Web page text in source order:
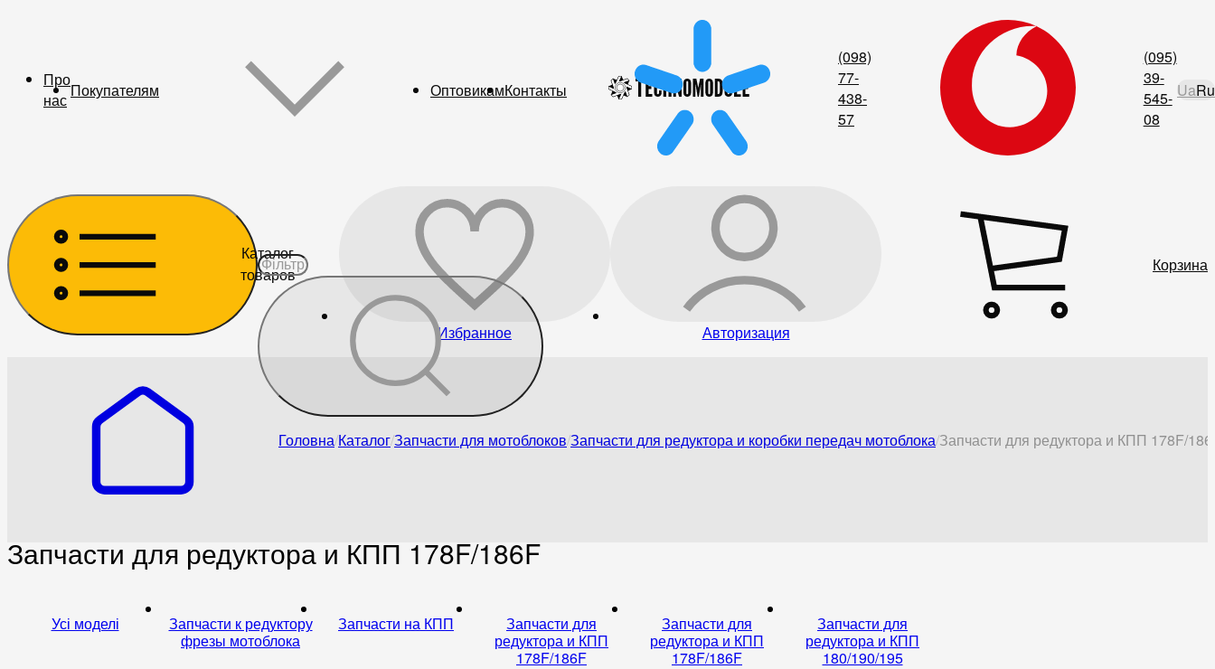
Про
нас Покупателям ОптовикамКонтакты
(098)
77-
438-
57
(095)
39-
545-
08
UaRu
Каталог
товаров
Избранное Авторизация
Корзина
Головна КаталогЗапчасти для мотоблоков Запчасти для редуктора и коробки передач мотоблока Запчасти для редуктора и КПП 178F/
Запчасти для редуктора и КПП 178F/186F
Усі моделі
Запчасти к редуктору
фрезы мотоблока
Запчасти на КПП
Запчасти для
редуктора и КПП
178F/186F
Запчасти для
редуктора и КПП
178F/186F
Запчасти для
редуктора и КПП
180/190/195